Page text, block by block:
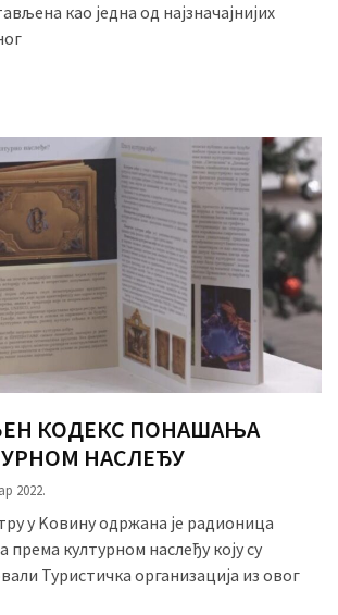
као једна од најзначајнијих
КОДЕКС ПОНАШАЊА
НАСЛЕЂУ
2022.
у Kовину одржана је радионица
културном наслеђу коју су
Туристичка организација из овог